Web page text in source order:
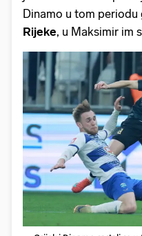
Dinamo u tom periodu
Rijeke, u Maksimir im